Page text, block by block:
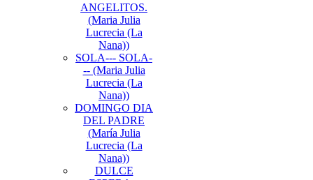
ANGELITOS.
(Maria Julia
Lucrecia (La
Nana))
SOLA--- SOLA-
-- (Maria Julia
Lucrecia (La
Nana))
DOMINGO DIA
DEL PADRE
(María Julia
Lucrecia (La
Nana))
DULCE